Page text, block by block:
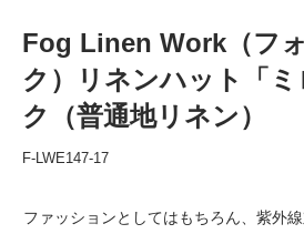
Fog Linen Work（フ
ク）リネンハット「
ク（普通地リネン）
F-LWE147-17
ファッションとしてはもちろん、紫外